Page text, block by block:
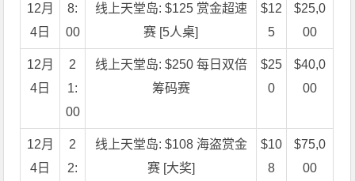
12月
4日
8:
00
线上天堂岛: $125 赏金超速
赛 [5人桌]
$12
5
$25,0
00
12月
4日
2
1:
00
线上天堂岛: $250 每日双倍
筹码赛
$25
0
$40,0
00
12月
4日
2
2:
线上天堂岛: $108 海盗赏金
赛 [大奖]
$10
8
$75,0
00